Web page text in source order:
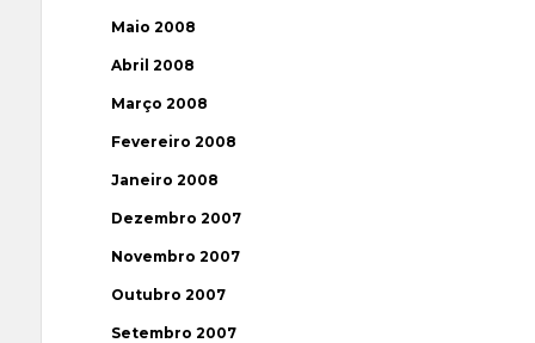
Maio 2008
Abril 2008
Março 2008
Fevereiro 2008
Janeiro 2008
Dezembro 2007
Novembro 2007
Outubro 2007
Setembro 2007